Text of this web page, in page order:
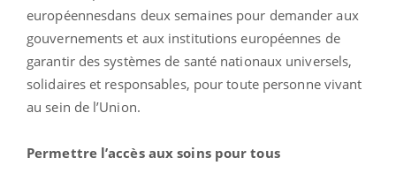
européennesdans deux semaines pour demander aux
gouvernements et aux institutions européennes de
garantir des systèmes de santé nationaux universels,
solidaires et responsables, pour toute personne vivant
au sein de l’Union.
Permettre l’accès aux soins pour tous